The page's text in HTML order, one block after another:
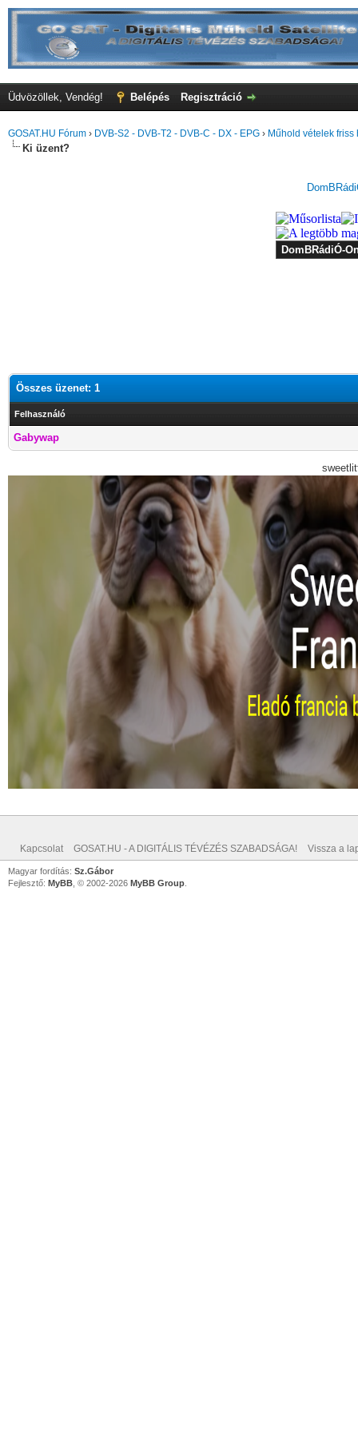
Üdvözöllek, Vendég! Belépés Regisztráció
GOSAT.HU Fórum › DVB-S2 - DVB-T2 - DVB-C - DX - EPG › Műhold vételek friss
Ki üzent?
Összes üzenet: 1
Felhasználó
Gabywap
Kapcsolat GOSAT.HU - A DIGITÁLIS TÉVÉZÉS SZABADSÁGA! Vissza a
Magyar fordítás: Sz.Gábor
Fejlesztő: MyBB , © 2002-2026 MyBB Group